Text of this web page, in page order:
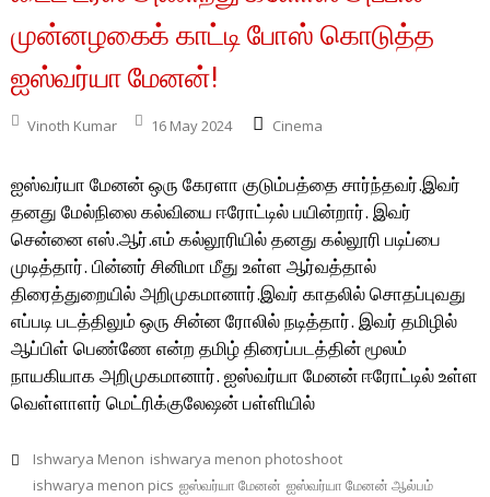
முன்னழகைக் காட்டி போஸ் கொடுத்த
ஐஸ்வர்யா மேனன்!
Vinoth Kumar 16 May 2024 Cinema
ஐஸ்வர்யா மேனன் ஒரு கேரளா குடும்பத்தை சார்ந்தவர்.இவர்
தனது மேல்நிலை கல்வியை ஈரோட்டில் பயின்றார். இவர்
சென்னை எஸ்.ஆர்.எம் கல்லூரியில் தனது கல்லூரி படிப்பை
முடித்தார். பின்னர் சினிமா மீது உள்ள ஆர்வத்தால்
திரைத்துறையில் அறிமுகமானார்.இவர் காதலில் சொதப்புவது
எப்படி படத்திலும் ஒரு சின்ன ரோலில் நடித்தார். இவர் தமிழில்
ஆப்பிள் பெண்ணே என்ற தமிழ் திரைப்படத்தின் மூலம்
நாயகியாக அறிமுகமானார். ஐஸ்வர்யா மேனன் ஈரோட்டில் உள்ள
வெள்ளாளர் மெட்ரிக்குலேஷன் பள்ளியில்
Ishwarya Menon ishwarya menon photoshoot
ishwarya menon pics ஐஸ்வர்யா மேனன் ஐஸ்வர்யா மேனன் ஆல்பம்